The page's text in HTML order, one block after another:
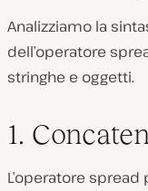
Analizziamo la
dell’operatore
stringhe e oggetti.
1.
L’operatore